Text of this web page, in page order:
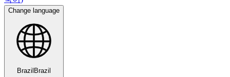
Change language
BrazilBrazil